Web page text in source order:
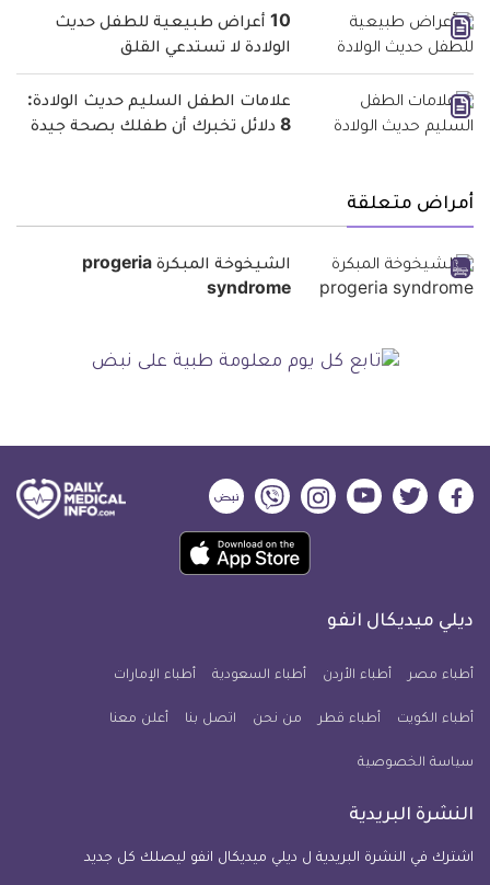
10 أعراض طبيعية للطفل حديث
الولادة لا تستدعي القلق
علامات الطفل السليم حديث الولادة:
8 دلائل تخبرك أن طفلك بصحة جيدة
أمراض متعلقة
الشيخوخة المبكرة progeria
syndrome
ديلي
فيسبوك
ديلي
تويتر
ديلي
ميديكال
يوتيوب
ديلي
ميديكال
انفو
ديلي
ميديكال
انفو
ديلي
ميديكال
انفو
حمل
تطبيق
معلومة
للآيفون
ديلي ميديكال انفو
أطباء مصر أطباء الأردن أطباء السعودية أطباء الإمارات
أطباء الكويت أطباء قطر من نحن اتصل بنا أعلن معنا
سياسة الخصوصية
النشرة البريدية
اشترك في النشرة البريدية ل ديلي ميديكال انفو ليصلك كل جديد